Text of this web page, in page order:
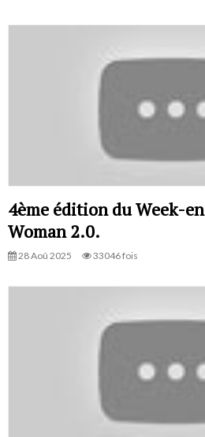
4ème édition du Week-
Woman 2.0.
28 Aoû 2025 33046 fois